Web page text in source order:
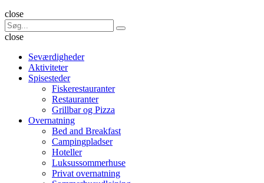
Søg
close
Search
for:
Søg
close
Seværdigheder
Aktiviteter
Spisesteder
Fiskerestauranter
Restauranter
Grillbar og Pizza
Overnatning
Bed and Breakfast
Campingpladser
Hoteller
Luksussommerhuse
Privat overnatning